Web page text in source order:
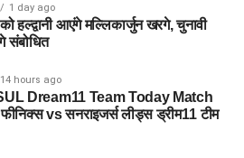
1 day ago
हल्द्वानी आएंगे मल्लिकार्जुन खरगे, चुनावी
संबोधित
14 hours ago
Dream11 Team Today Match
फीनिक्स vs सनराइजर्स लीड्स ड्रीम11 टीम